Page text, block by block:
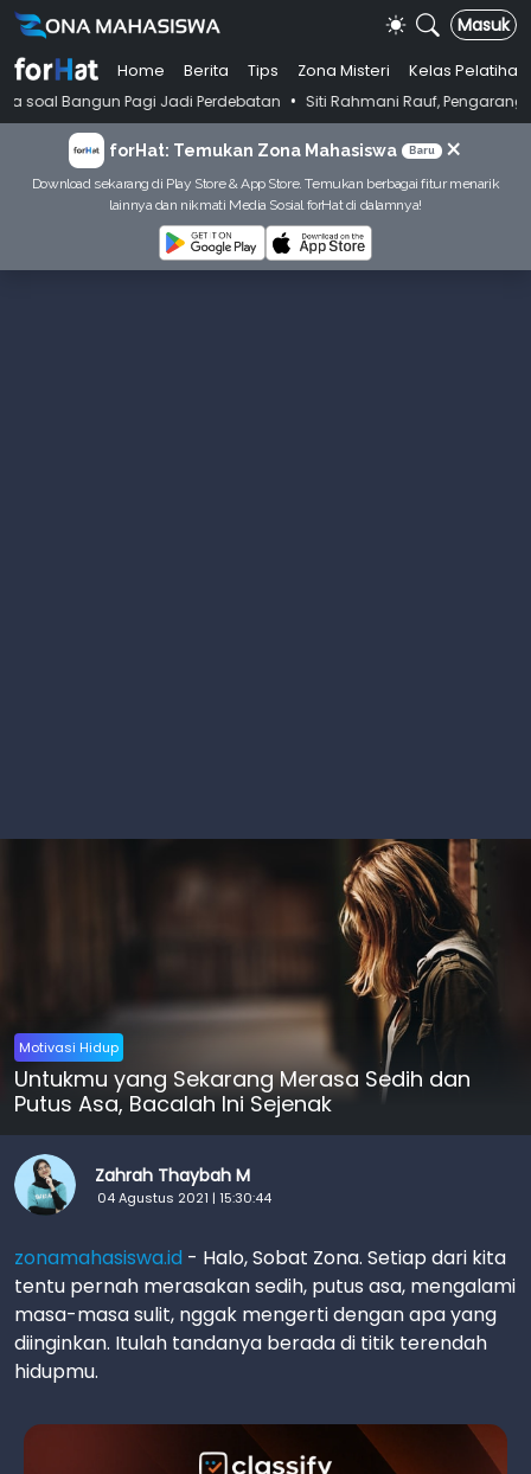
Masuk
Home Berita Tips Zona Misteri
Kelas Pelatihan
Pagi Jadi Perdebatan • Siti Rahmani Rauf, Pengarang Buku
forHat: Temukan Zona Mahasiswa Baru ×
Download sekarang di Play Store & App Store. Temukan berbagai fitur menarik
lainnya dan nikmati Media Sosial forHat di dalamnya!
Motivasi Hidup
Untukmu yang Sekarang Merasa Sedih dan
Putus Asa, Bacalah Ini Sejenak
Zahrah Thaybah M
04 Agustus 2021 | 15:30:44
zonamahasiswa.id - Halo, Sobat Zona. Setiap dari kita
tentu pernah merasakan sedih, putus asa, mengalami
masa-masa sulit, nggak mengerti dengan apa yang
diinginkan. Itulah tandanya berada di titik terendah
hidupmu.